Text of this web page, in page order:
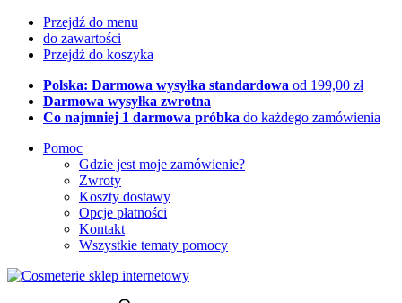
Przejdź do menu
do zawartości
Przejdź do koszyka
Polska: Darmowa wysyłka standardowa od 199,00 zł
Darmowa wysyłka zwrotna
Co najmniej 1 darmowa próbka do każdego zamówienia
Pomoc
Gdzie jest moje zamówienie?
Zwroty
Koszty dostawy
Opcje płatności
Kontakt
Wszystkie tematy pomocy